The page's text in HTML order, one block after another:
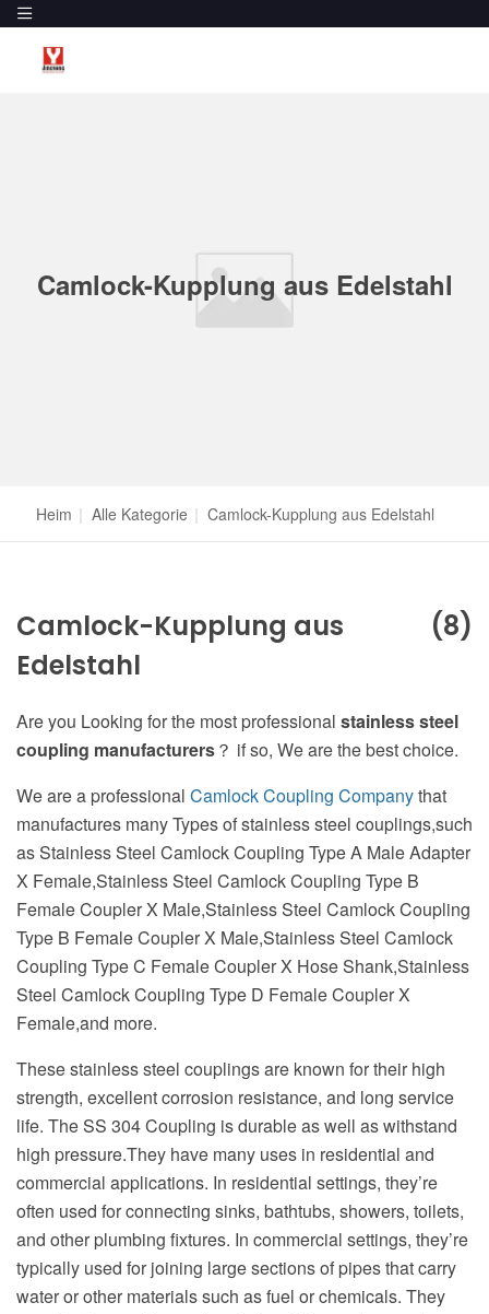
Camlock-Kupplung aus Edelstahl
Heim | Alle Kategorie | Camlock-Kupplung aus Edelstahl
Camlock-Kupplung aus
Edelstahl
(8)
Are you Looking for the most professional stainless steel
coupling manufacturers？ if so, We are the best choice.
We are a professional Camlock Coupling Companythat
manufactures many Types of stainless steel couplings,such
as Stainless Steel Camlock Coupling Type A Male Adapter
X Female,Stainless Steel Camlock Coupling Type B
Female Coupler X Male,Stainless Steel Camlock Coupling
Type B Female Coupler X Male,Stainless Steel Camlock
Coupling Type C Female Coupler X Hose Shank,Stainless
Steel Camlock Coupling Type D Female Coupler X
Female,and more.
These stainless steel couplings are known for their high
strength, excellent corrosion resistance, and long service
life. The SS 304 Coupling is durable as well as withstand
high pressure.They have many uses in residential and
commercial applications. In residential settings, they’re
often used for connecting sinks, bathtubs, showers, toilets,
and other plumbing fixtures. In commercial settings, they’re
typically used for joining large sections of pipes that carry
water or other materials such as fuel or chemicals. They